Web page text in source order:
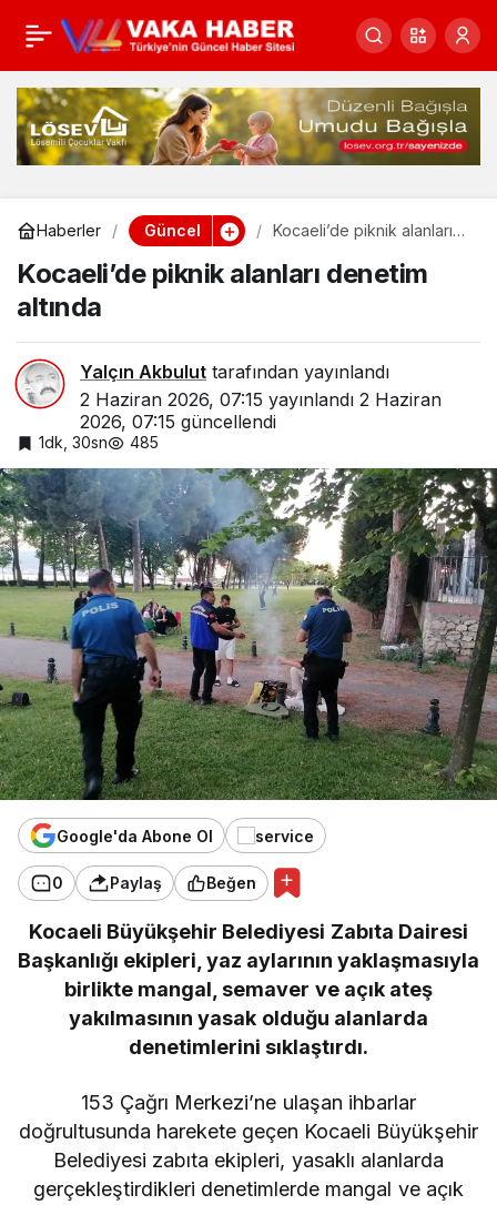
Haberler Güncel
Kocaeli’de piknik alanları
Kocaeli’de piknik alanları denetim
altında
Yalçın Akbulut tarafından yayınlandı
2 Haziran 2026, 07:15 yayınlandı 2 Haziran
2026, 07:15 güncellendi
1dk, 30sn 485
Google'da Abone Ol
0 Paylaş Beğen
Kocaeli Büyükşehir Belediyesi Zabıta Dairesi
Başkanlığı ekipleri, yaz aylarının yaklaşmasıyla
birlikte mangal, semaver ve açık ateş
yakılmasının yasak olduğu alanlarda
denetimlerini sıklaştırdı.
153 Çağrı Merkezi’ne ulaşan ihbarlar
doğrultusunda harekete geçen Kocaeli Büyükşehir
Belediyesi zabıta ekipleri, yasaklı alanlarda
gerçekleştirdikleri denetimlerde mangal ve açık
TMO 2026 hububat alım
fiyatlarını açıkladı
0 Paylaş